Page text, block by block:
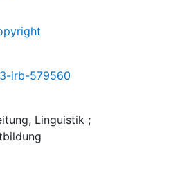
irb-579560
Linguistik ;